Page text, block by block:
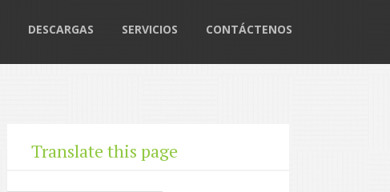
DESCARGAS SERVICIOS CONTÁCTENOS
Translate this page